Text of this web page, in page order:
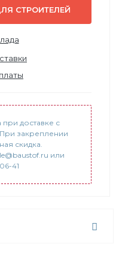
СТРОИТЕЛЕЙ
при доставке с
закреплении
скидка.
или
41